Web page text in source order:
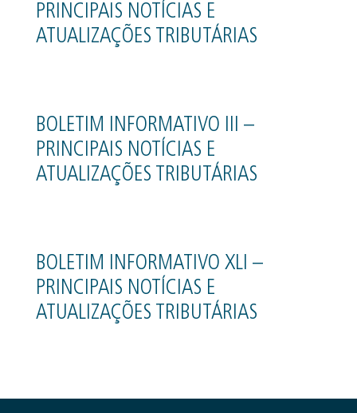
PRINCIPAIS NOTÍCIAS E
ATUALIZAÇÕES TRIBUTÁRIAS
BOLETIM INFORMATIVO III –
PRINCIPAIS NOTÍCIAS E
ATUALIZAÇÕES TRIBUTÁRIAS
BOLETIM INFORMATIVO XLI –
PRINCIPAIS NOTÍCIAS E
ATUALIZAÇÕES TRIBUTÁRIAS